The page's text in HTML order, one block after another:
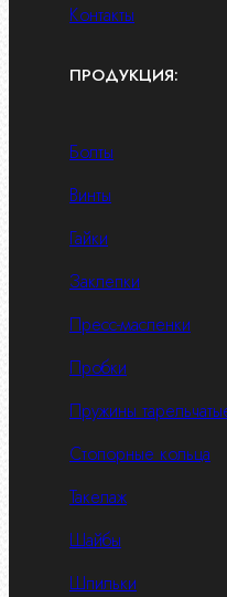
Контакты
ПРОДУКЦИЯ:
Болты
Винты
Гайки
Заклепки
Пресс-масленки
Пробки
Пружины
Стопорные кольца
Такелаж
Шайбы
Шпильки